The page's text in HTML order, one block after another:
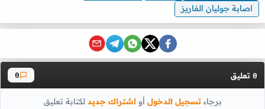
اصابة جوليان الفاريز
0 تعليق 0
برجاءتسجيل الدخول أواشتراك جديد لكتابة تعليق